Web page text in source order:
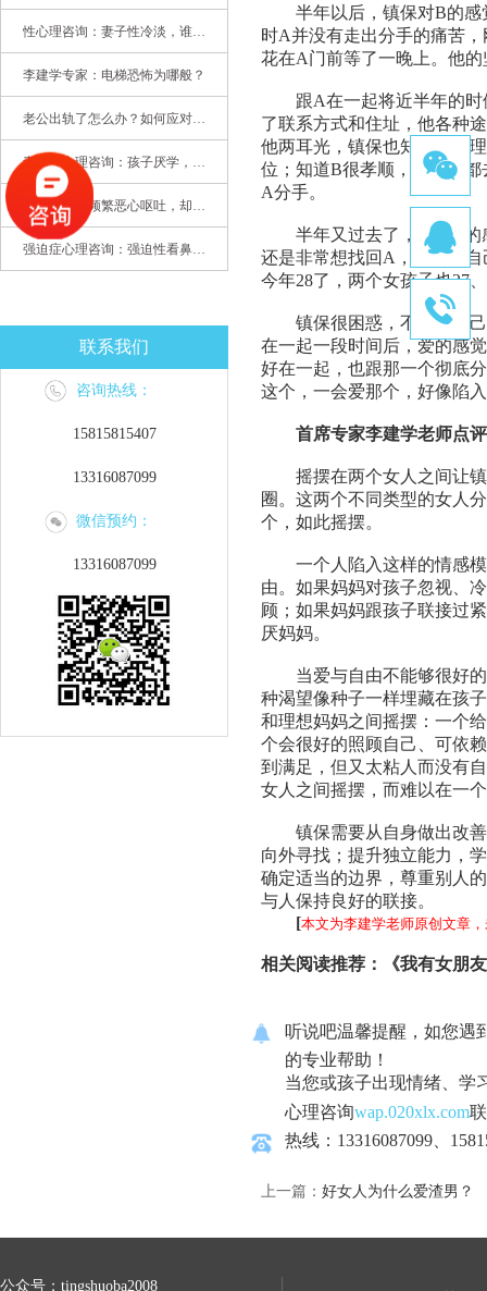
性心理咨询：妻子性冷淡，谁之过
李建学专家：电梯恐怖为哪般？
老公出轨了怎么办？如何应对老公出轨？——婚姻心理专家为您支招
青少年心理咨询：孩子厌学，整天沉迷手机，网络成瘾，怎么办?
心理咨询：频繁恶心呕吐，却无身体异常
强迫症心理咨询：强迫性看鼻尖，害我无法学习
联系我们
咨询热线：
15815815407
13316087099
微信预约：
13316087099
半年以后，镇保对B的感
时A并没有走出分手的痛苦
花在A门前等了一晚上。他
跟A在一起将近半年的时
了联系方式和住址，他各种
他两耳光，镇保也知道自己
位；知道B很孝顺，他每天都
A分手。
半年又过去了，他对B
还是非常想找回 A ，但担心
今年28了，两个女孩子也27、
镇保很困惑，不知道自
在一起一段时间后，爱的感
好在一起，也跟那一个彻底
这个，一会爱那个，好像陷
首席专家李建学老师点
摇摆在两个女人之间让
圈。这两个不同类型的女人
个，如此摇摆。
一个人陷入这样的情感
由。如果妈妈对孩子忽视、
顾；如果妈妈跟孩子联接过
厌妈妈。
当爱与自由不能够很好
种渴望像种子一样埋藏在孩
和理想妈妈之间摇摆：一个
个会很好的照顾自己、可依
到满足，但又太粘人而没有
女人之间摇摆，而难以在一
镇保需要从自身做出改
向外寻找；提升独立能力，
确定适当的边界，尊重别人
与人保持良好的联接。
[本文为李建学老师原创文章
相关阅读推荐： 《我有女朋
听说吧温馨提醒，如您遇
的专业帮助！
当您或孩子出现情绪、学
心理咨询wap.020xlx.com
热线：13316087099、
上一篇： 好女人为什么爱渣男？
公众号：tingshuoba2008